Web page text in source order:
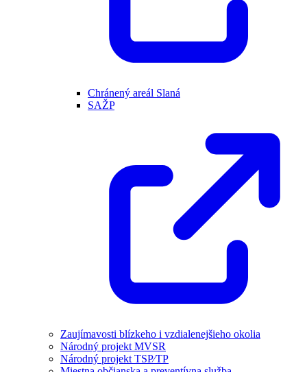
Chránený areál Slaná
SAŽP
Zaujímavosti blízkeho i vzdialenejšieho okolia
Národný projekt MVSR
Národný projekt TSP⁄TP